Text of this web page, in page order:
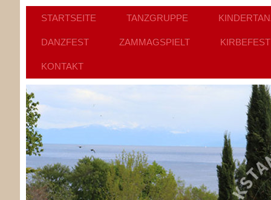
STARTSEITE TANZGRUPPE
DANZFEST ZAMMAGSPIELT KIRBEFEST
KONTAKT